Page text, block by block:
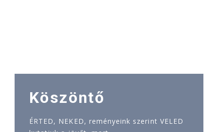
Köszöntő
ÉRTED, NEKED, reményeink szerint VELED